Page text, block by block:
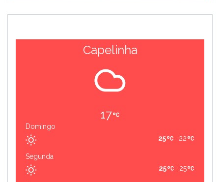
Capelinha
17
Domingo
22
25
Segunda
25
25